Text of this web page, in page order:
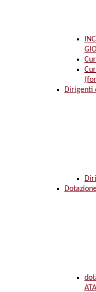
Dirigenti
ATA